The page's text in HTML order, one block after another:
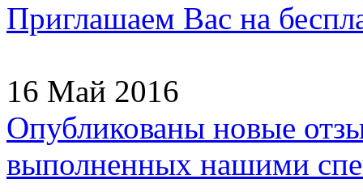
Приглашаем Вас на
16 Май 2016
Опубликованы новые
выполненных нашими